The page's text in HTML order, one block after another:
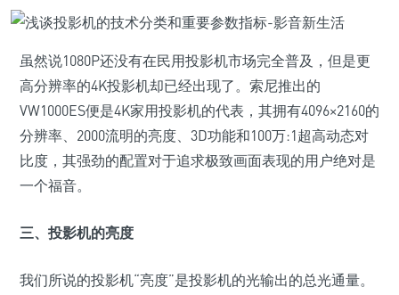
虽然说1080P还没有在民用投影机市场完全普及，但是更
高分辨率的4K投影机却已经出现了。索尼推出的
VW1000ES便是4K家用投影机的代表，其拥有4096×2160的
分辨率、2000流明的亮度、3D功能和100万:1超高动态对
比度，其强劲的配置对于追求极致画面表现的用户绝对是
一个福音。
三、投影机的亮度
我们所说的投影机“亮度”是投影机的光输出的总光通量。